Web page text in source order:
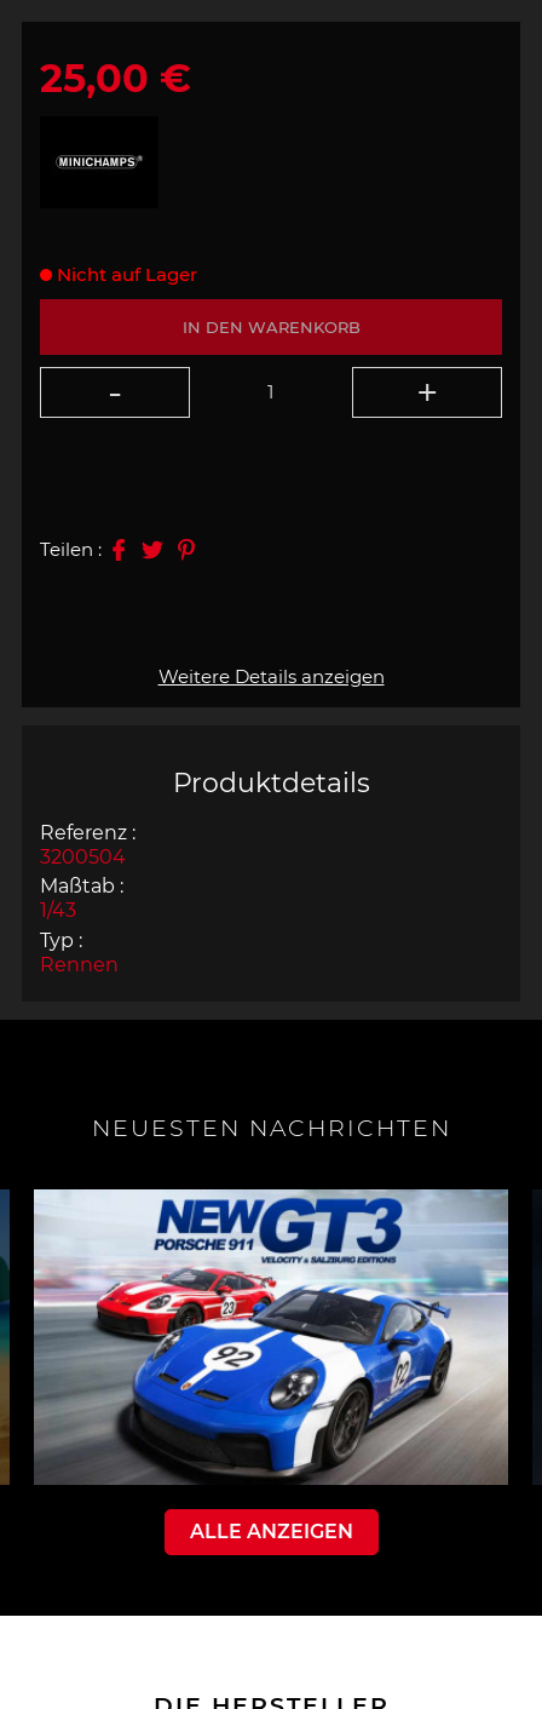
Produktdetails
Referenz :
3200504
Maßtab :
1/43
Typ :
Rennen
25,00 €
Weitere Details anzeigen
IN DEN WARENKORB
Nicht auf Lager
Teilen :
NEUESTEN NACHRICHTEN
ALLE ANZEIGEN